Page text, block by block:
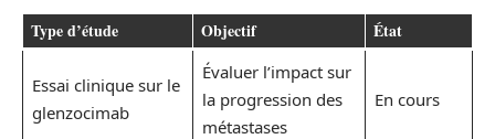
Type d’étude Objectif État
Essai clinique sur le
glenzocimab
Évaluer l’impact sur
la progression des
métastases
En cours